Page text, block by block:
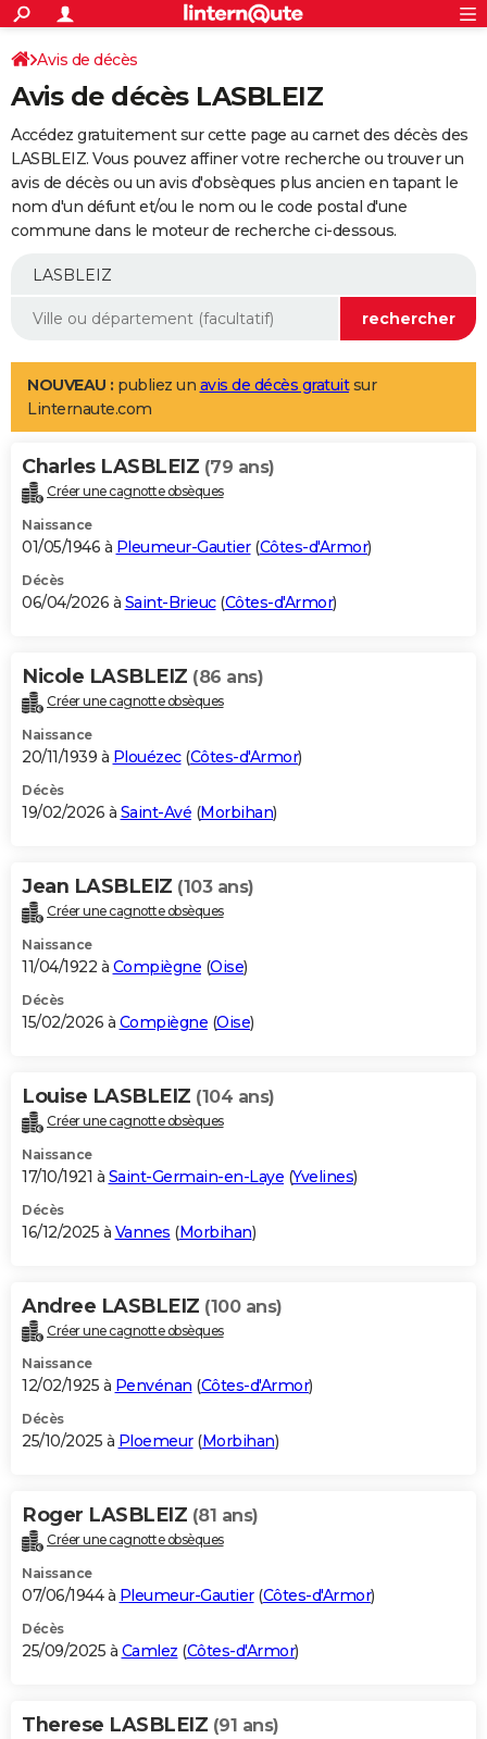
ACTUALITÉS
Politique
Société
Faits Divers
Education
Monde
Villes
+
SPORT
Coupe du monde 2026
Football
Tennis
Cyclisme
Rugby
Forum
Programme TV
TNTStreaming
Cinéma
Sorties cinéma
Musique
+
FINANCE
Retraite
Epargne
Immobilier
Risques naturels par ville
Banque
Assurance
AUTO
Essais
Réserver un essai
Citadines
Berlines
SUV
Forum auto
+
Mobiles
Meilleur smartphone
Internet
Ordinateurs
Jeux vidéo
Guide high-tech
Aménagement intérieur
LIFESTYLE
Art de vivre
Bien-être
Loisirs
Mode
Modes de vie
Alimentation
Guide de la santé
Maladies
Médicaments
Sommeil
VOYAGE
Destinations
City break
Voyage nature
Voyage de noces
Forum
Climat
+PHOTO
GUIDES D'ACHAT
BONS PLANS
Carte de Noël
Carte Bonne année
Carte Saint-Valentin
Carte Pâques
Carte d'anniversaire
DICTIONNAIRE
Dictionnaire
Biographies
Citations
Expressions
Proverbes
PROGRAMME TV
S'inscrire
Se connecter
Lycées
Collèges
Primaires
Universités
Entreprises
Service militaire
Avis de recherche
AVIS DE DÉCÈS
Bricolage
Lifestyle
Culture
Sport
Auto
Television
Voyage
Cinema
Avis de décès
Avis de décès LASBLEIZ
Accédez gratuitement sur cette page au carnet des décès des
LASBLEIZ. Vous pouvez affiner votre recherche ou trouver un
avis de décès ou un avis d'obsèques plus ancien en tapant le
nom d'un défunt et/ou le nom ou le code postal d'une
commune dans le moteur de recherche ci-dessous.
NOUVEAU : publiez un avis de décès gratuitsur
Linternaute.com
Charles LASBLEIZ (79 ans)
Créer une cagnotte obsèques
Naissance
01/05/1946 à Pleumeur-Gautier(Côtes-d'Armor)
Décès
06/04/2026 à Saint-Brieuc(Côtes-d'Armor)
Nicole LASBLEIZ (86 ans)
Créer une cagnotte obsèques
Naissance
20/11/1939 à Plouézec(Côtes-d'Armor)
Décès
19/02/2026 à Saint-Avé (Morbihan)
Jean LASBLEIZ (103 ans)
Créer une cagnotte obsèques
Naissance
11/04/1922 à Compiègne (Oise)
Décès
15/02/2026 à Compiègne (Oise)
Louise LASBLEIZ (104 ans)
Créer une cagnotte obsèques
Naissance
17/10/1921 à Saint-Germain-en-Laye (Yvelines)
Décès
16/12/2025 à Vannes (Morbihan)
Andree LASBLEIZ (100 ans)
Créer une cagnotte obsèques
Naissance
12/02/1925 à Penvénan (Côtes-d'Armor)
Décès
25/10/2025 à Ploemeur(Morbihan)
Roger LASBLEIZ (81 ans)
Créer une cagnotte obsèques
Naissance
07/06/1944 à Pleumeur-Gautier(Côtes-d'Armor)
Décès
25/09/2025 à Camlez (Côtes-d'Armor)
Therese LASBLEIZ (91 ans)